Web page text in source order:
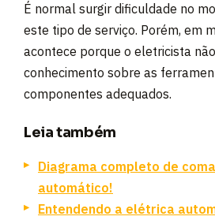
É normal surgir dificuldade no
este tipo de serviço. Porém, em
acontece porque o eletricista
conhecimento sobre as
componentes adequados.
Leia também
Diagrama completo de
automático!
Entendendo a elétrica